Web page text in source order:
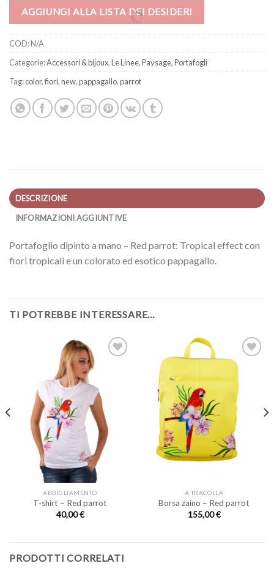
AGGIUNGI ALLA LISTA DEI DESIDERI
COD:N/A
Categorie:Accessori & bijoux,Le Linee,Paysage,Portafogli
Tag:color,fiori,new,pappagallo,parrot
DESCRIZIONE
INFORMAZIONI AGGIUNTIVE
Portafoglio dipinto a mano – Red parrot: Tropical effect con
fiori tropicali e un colorato ed esotico pappagallo.
TI POTREBBE INTERESSARE…
ABBIGLIAMENTO
T-shirt – Red parrot
40,00€
A TRACOLLA
Borsa zaino – Red parrot
155,00€
PRODOTTI CORRELATI